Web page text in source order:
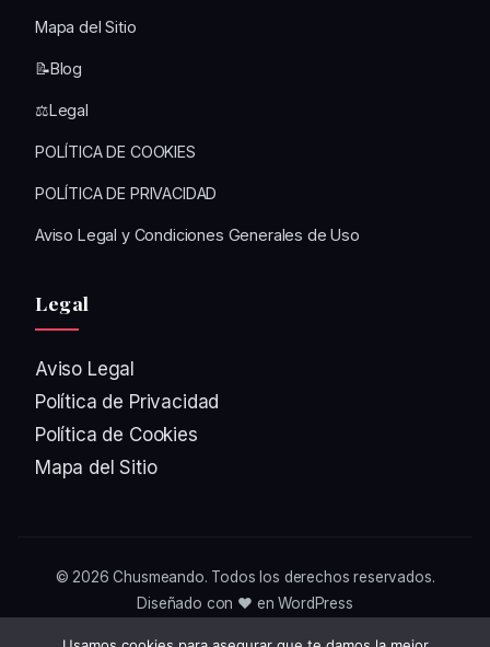
Mapa del Sitio
📝Blog
⚖️Legal
POLÍTICA DE COOKIES
POLÍTICA DE PRIVACIDAD
Aviso Legal y Condiciones Generales de Uso
Legal
Aviso Legal
Política de Privacidad
Política de Cookies
Mapa del Sitio
© 2026Chusmeando. Todos los derechos reservados.
Diseñado con ❤️ en WordPress